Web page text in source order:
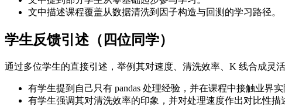
文中描述课程覆盖从数据清洗到因子构造与回测的学习路径。
学生反馈引述（四位同学）
通过多位学生的直接引述，举例其对速度、清洗效率、K 线合成灵
有学生提到自己只有 pandas 处理经验，并在课程中接触业界实
有学生强调其对清洗效率的印象，并对处理速度作出对比性描